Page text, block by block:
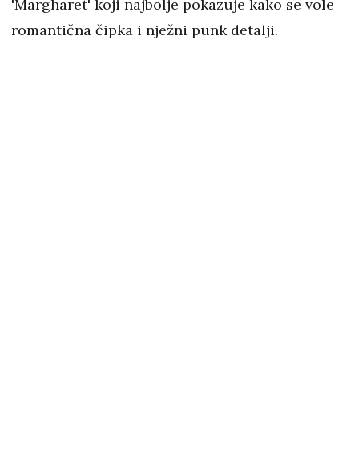
'Margharet' koji najbolje pokazuje kako se vole
romantična čipka i nježni punk detalji.